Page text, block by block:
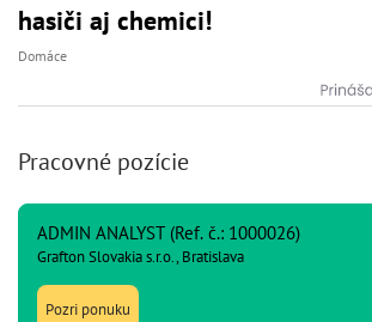
hasiči aj chemici!
Domáce
Pracovné pozície
ADMIN ANALYST (Ref. č.: 1000026)
Grafton Slovakia s.r.o., Bratislava
Pozri ponuku